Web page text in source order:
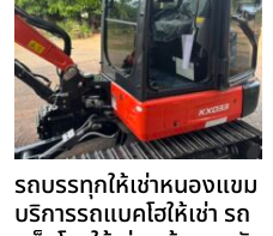
รถบรรทุกให้เช่าหนองแขม
บริการรถแบคโฮให้เช่า รถ